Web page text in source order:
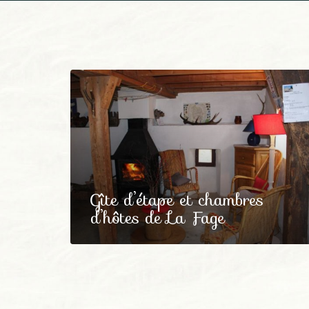
Gîte d’étape et chambres
d’hôtes de La Fage